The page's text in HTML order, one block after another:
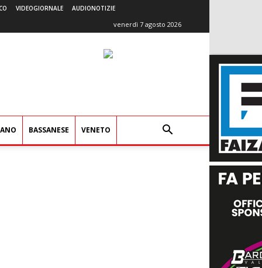
VIDEOGIORNALE AUDIONOTIZIE
venerdì 7 agosto 2026
BASSANESE VENETO